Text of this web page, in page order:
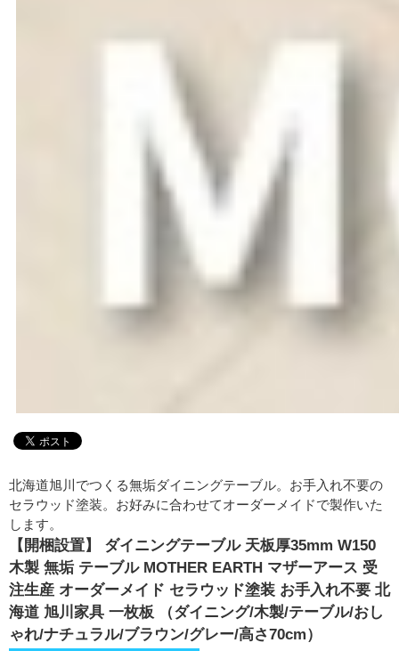
北海道旭川でつくる無垢ダイニングテーブル。お手入れ不要の
セラウッド塗装。お好みに合わせてオーダーメイドで製作いた
します。
【開梱設置】 ダイニングテーブル 天板厚35mm W150
木製 無垢 テーブル MOTHER EARTH マザーアース 受
注生産 オーダーメイド セラウッド塗装 お手入れ不要 北
海道 旭川家具 一枚板 （ダイニング/木製/テーブル/おし
ゃれ/ナチュラル/ブラウン/グレー/高さ70cm）